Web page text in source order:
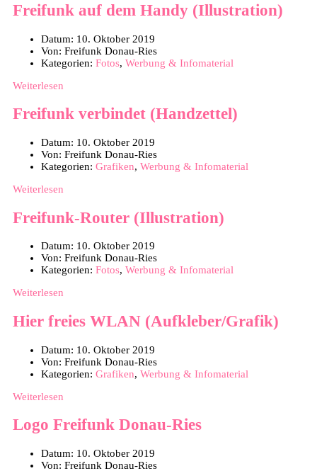
Freifunk auf dem Handy (Illustration)
Datum: 10. Oktober 2019
Von: Freifunk Donau-Ries
Kategorien: Fotos, Werbung & Infomaterial
Weiterlesen
Freifunk verbindet (Handzettel)
Datum: 10. Oktober 2019
Von: Freifunk Donau-Ries
Kategorien: Grafiken, Werbung & Infomaterial
Weiterlesen
Freifunk-Router (Illustration)
Datum: 10. Oktober 2019
Von: Freifunk Donau-Ries
Kategorien: Fotos, Werbung & Infomaterial
Weiterlesen
Hier freies WLAN (Aufkleber/Grafik)
Datum: 10. Oktober 2019
Von: Freifunk Donau-Ries
Kategorien: Grafiken, Werbung & Infomaterial
Weiterlesen
Logo Freifunk Donau-Ries
Datum: 10. Oktober 2019
Von: Freifunk Donau-Ries